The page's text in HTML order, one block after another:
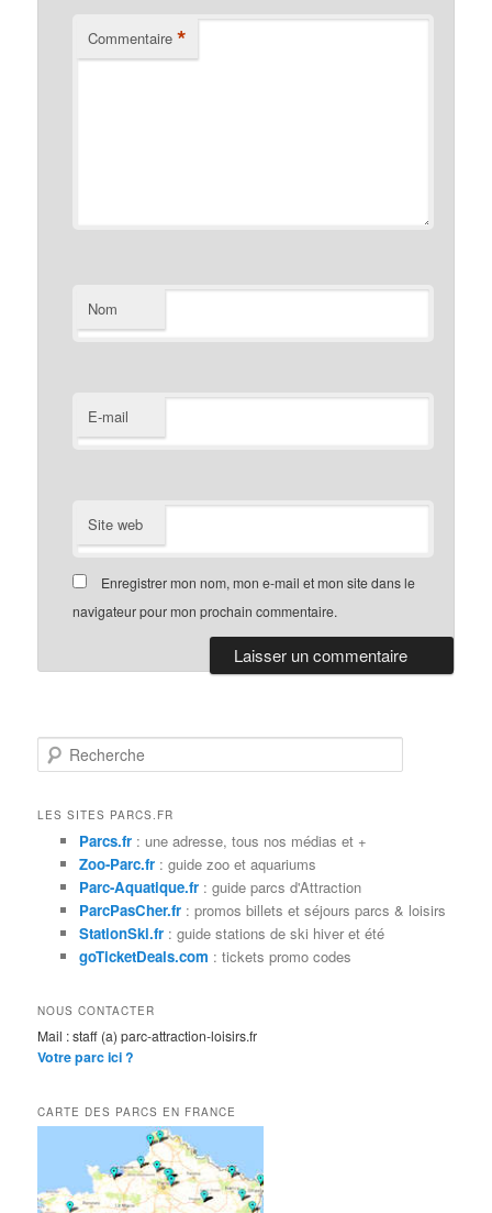
Commentaire *
Nom
E-mail
Site web
Enregistrer mon nom, mon e-mail et mon site dans le
navigateur pour mon prochain commentaire.
e
h
LES SITES PARCS.FR
Parcs.fr: une adresse, tous nos médias et +
Zoo-Parc.fr: guide zoo et aquariums
Parc-Aquatique.fr: guide parcs d'Attraction
ParcPasCher.fr: promos billets et séjours parcs & loisirs
StationSki.fr: guide stations de ski hiver et été
goTicketDeals.com : tickets promo codes
NOUS CONTACTER
Mail : staff (a) parc-attraction-loisirs.fr
Votre parc ici ?
CARTE DES PARCS EN FRANCE